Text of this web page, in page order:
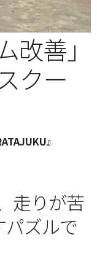
改善」
クー
』
走りが苦
ズルで